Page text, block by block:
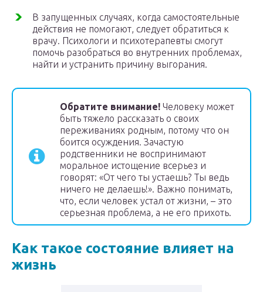
В запущенных случаях, когда самостоятельные
действия не помогают, следует обратиться к
врачу. Психологи и психотерапевты смогут
помочь разобраться во внутренних проблемах,
найти и устранить причину выгорания.
Обратите внимание! Человеку может
быть тяжело рассказать о своих
переживаниях родным, потому что он
боится осуждения. Зачастую
родственники не воспринимают
моральное истощение всерьез и
говорят: «От чего ты устаешь? Ты ведь
ничего не делаешь!». Важно понимать,
что, если человек устал от жизни, – это
серьезная проблема, а не его прихоть.
Как такое состояние влияет на
жизнь